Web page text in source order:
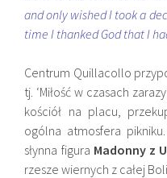
and only wished I took a
time I thanked God that I
Centrum Quillacollo
tj. ‘Miłość w czasach
kościół na placu,
ogólna atmosfera
słynna figura Madonny z
rzesze wiernych z całej